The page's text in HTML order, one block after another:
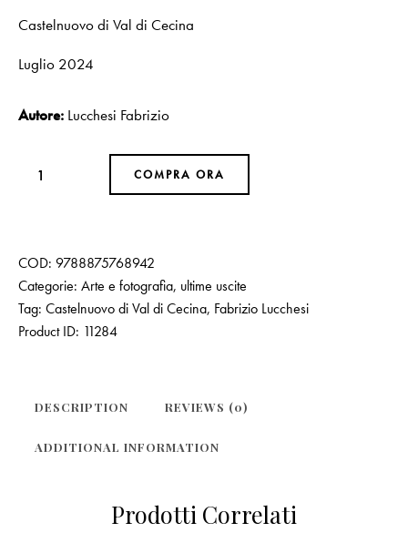
Castelnuovo di Val di Cecina
Luglio 2024
Autore: Lucchesi Fabrizio
COMPRA ORA
COD: 9788875768942
Categorie: Arte e fotografia, ultime uscite
Tag: Castelnuovo di Val di Cecina, Fabrizio Lucchesi
Product ID: 11284
DESCRIPTION REVIEWS (0)
ADDITIONAL INFORMATION
Prodotti Correlati